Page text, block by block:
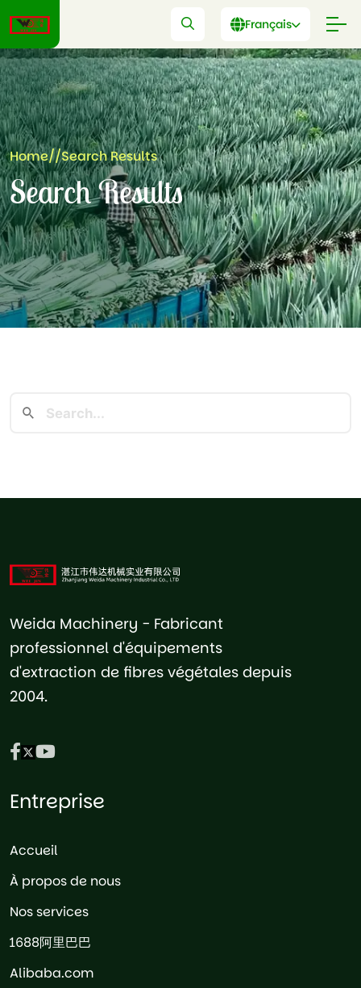
Français
Home//Search Results
Search Results
Weida Machinery - Fabricant
professionnel d'équipements
d'extraction de fibres végétales depuis
2004.
Entreprise
Accueil
À propos de nous
Nos services
1688阿里巴巴
Alibaba.com